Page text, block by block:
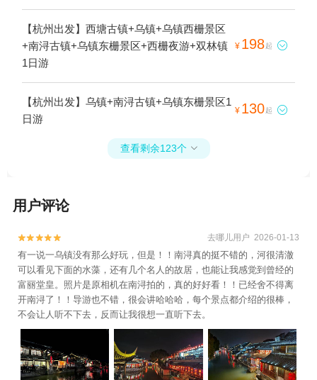
【杭州出发】西塘古镇+乌镇+乌镇西栅景区
+南浔古镇+乌镇东栅景区+西栅夜游+双林镇
1日游
¥ 198起 
【杭州出发】乌镇+南浔古镇+乌镇东栅景区1
日游
¥ 130起 
查看剩余123个 
用户评论

 去哪儿用户 2026-01-13
有一说一乌镇没有那么好玩，但是！！南浔真的挺不错的，河很清澈
可以看见下面的水藻，还有几个名人的故居，也能让我感觉到曾经的
富丽堂皇。照片是原相机在南浔拍的，真的好好看！！已经舍不得离
开南浔了！！导游也不错，很会讲哈哈哈，每个景点都介绍的很棒，
不会让人听不下去，反而让我很想一直听下去。